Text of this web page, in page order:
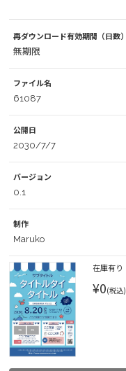
再ダウンロード有効期間（日数）
無期限
ファイル名
61087
公開日
2030/7/7
バージョン
0.1
制作
Maruko
在庫有り
¥0(税込)